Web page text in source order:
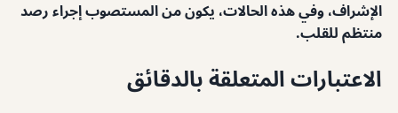
الإشراف، وفي هذه الحالات، يكون من المستصوب إجراء رصد
منتظم للقلب.
الاعتبارات المتعلقة بالدقائق